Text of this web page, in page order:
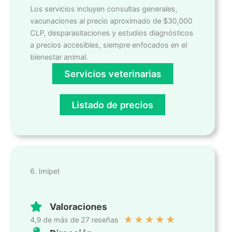
Los servicios incluyen consultas generales,
vacunaciones al precio aproximado de $30,000
CLP, desparasitaciones y estudios diagnósticos
a precios accesibles, siempre enfocados en el
bienestar animal.
Servicios veterinarias
Listado de precios
6. Imipet
Valoraciones
4,9 de más de 27 reseñas ★ ★ ★ ★ ★